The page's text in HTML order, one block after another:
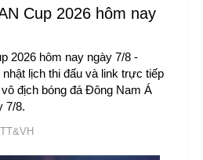
Cup 2026 hôm nay
2026 hôm nay ngày 7/8 -
lịch thi đấu và link trực tiếp
địch bóng đá Đông Nam Á
7/8.
TT&VH